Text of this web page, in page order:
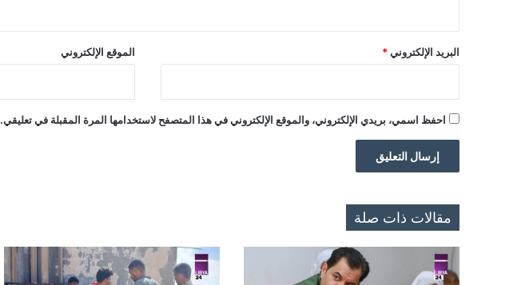
البريد الإلكتروني * الموقع الإلكتروني
احفظ اسمي، بريدي الإلكتروني، والموقع الإلكتروني في هذا المتصفح لاستخدامها المرة المقبلة في تعليقي.
مقالات ذات صلة